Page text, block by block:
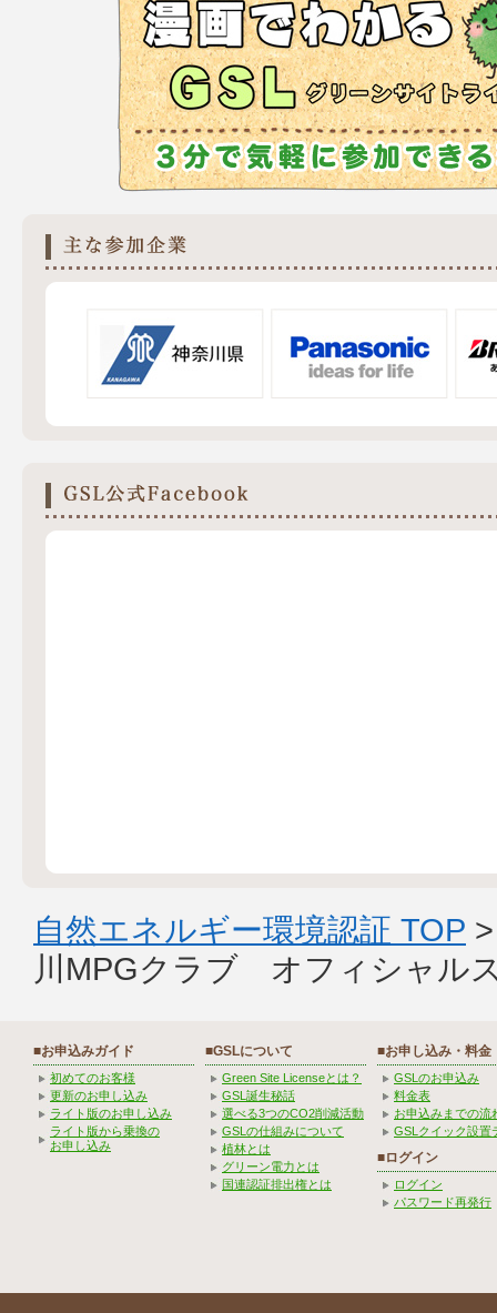
自然エネルギー環境認証 TOP
川MPGクラブ オフィシャル
■お申込みガイド
初めてのお客様
更新のお申し込み
ライト版のお申し込み
ライト版から乗換の
お申し込み
■GSLについて
Green Site Licenseとは？
GSL誕生秘話
選べる3つのCO2削減活動
GSLの仕組みについて
植林とは
グリーン電力とは
国連認証排出権とは
■お申し込み・料金
GSLのお申込み
料金表
お申込みまでの流
GSLクイック設置
■ログイン
ログイン
パスワード再発行